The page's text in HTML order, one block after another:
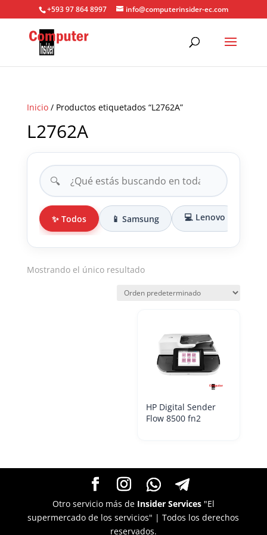
+593 97 864 8997 info@computerinsider-ec.com
Inicio/ Productos etiquetados “L2762A”
L2762A
🔍
✨ Todos 📱 Samsung 💻 Lenovo
Mostrando el único resultado
HP Digital Sender
Flow 8500 fn2
Otro servicio más de Insider Services"El
supermercado de los servicios" | Todos los derechos
reservados.